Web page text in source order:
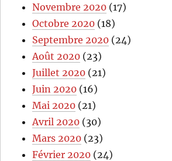
Novembre 2020 (17)
Octobre 2020 (18)
Septembre 2020 (24)
Août 2020 (23)
Juillet 2020 (21)
Juin 2020 (16)
Mai 2020 (21)
Avril 2020 (30)
Mars 2020 (23)
Février 2020 (24)